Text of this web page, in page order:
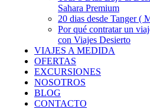
Sahara Premium
20 dias desde Tanger (
Por qué contratar un
con Viajes Desierto
VIAJES A MEDIDA
OFERTAS
EXCURSIONES
NOSOTROS
BLOG
CONTACTO